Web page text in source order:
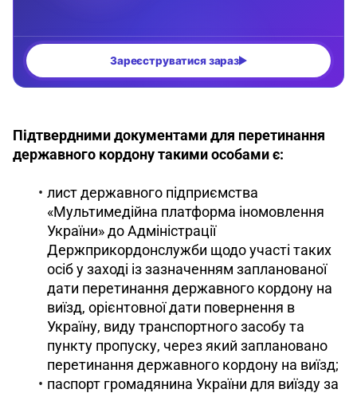
Підтвердними документами для перетинання
державного кордону такими особами є:
лист державного підприємства
«Мультимедійна платформа іномовлення
України» до Адміністрації
Держприкордонслужби щодо участі таких
осіб у заході із зазначенням запланованої
дати перетинання державного кордону на
виїзд, орієнтовної дати повернення в
Україну, виду транспортного засобу та
пункту пропуску, через який заплановано
перетинання державного кордону на виїзд;
паспорт громадянина України для виїзду за